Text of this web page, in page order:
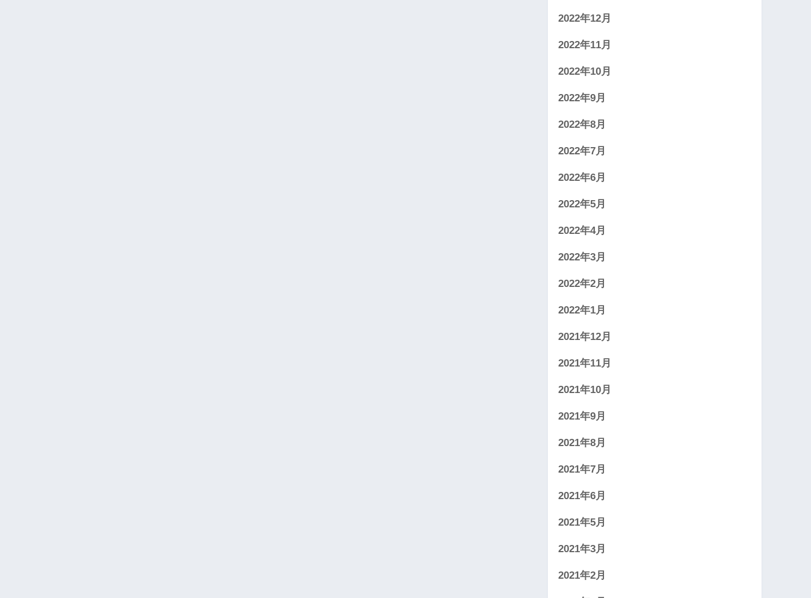
2022年12月
2022年11月
2022年10月
2022年9月
2022年8月
2022年7月
2022年6月
2022年5月
2022年4月
2022年3月
2022年2月
2022年1月
2021年12月
2021年11月
2021年10月
2021年9月
2021年8月
2021年7月
2021年6月
2021年5月
2021年3月
2021年2月